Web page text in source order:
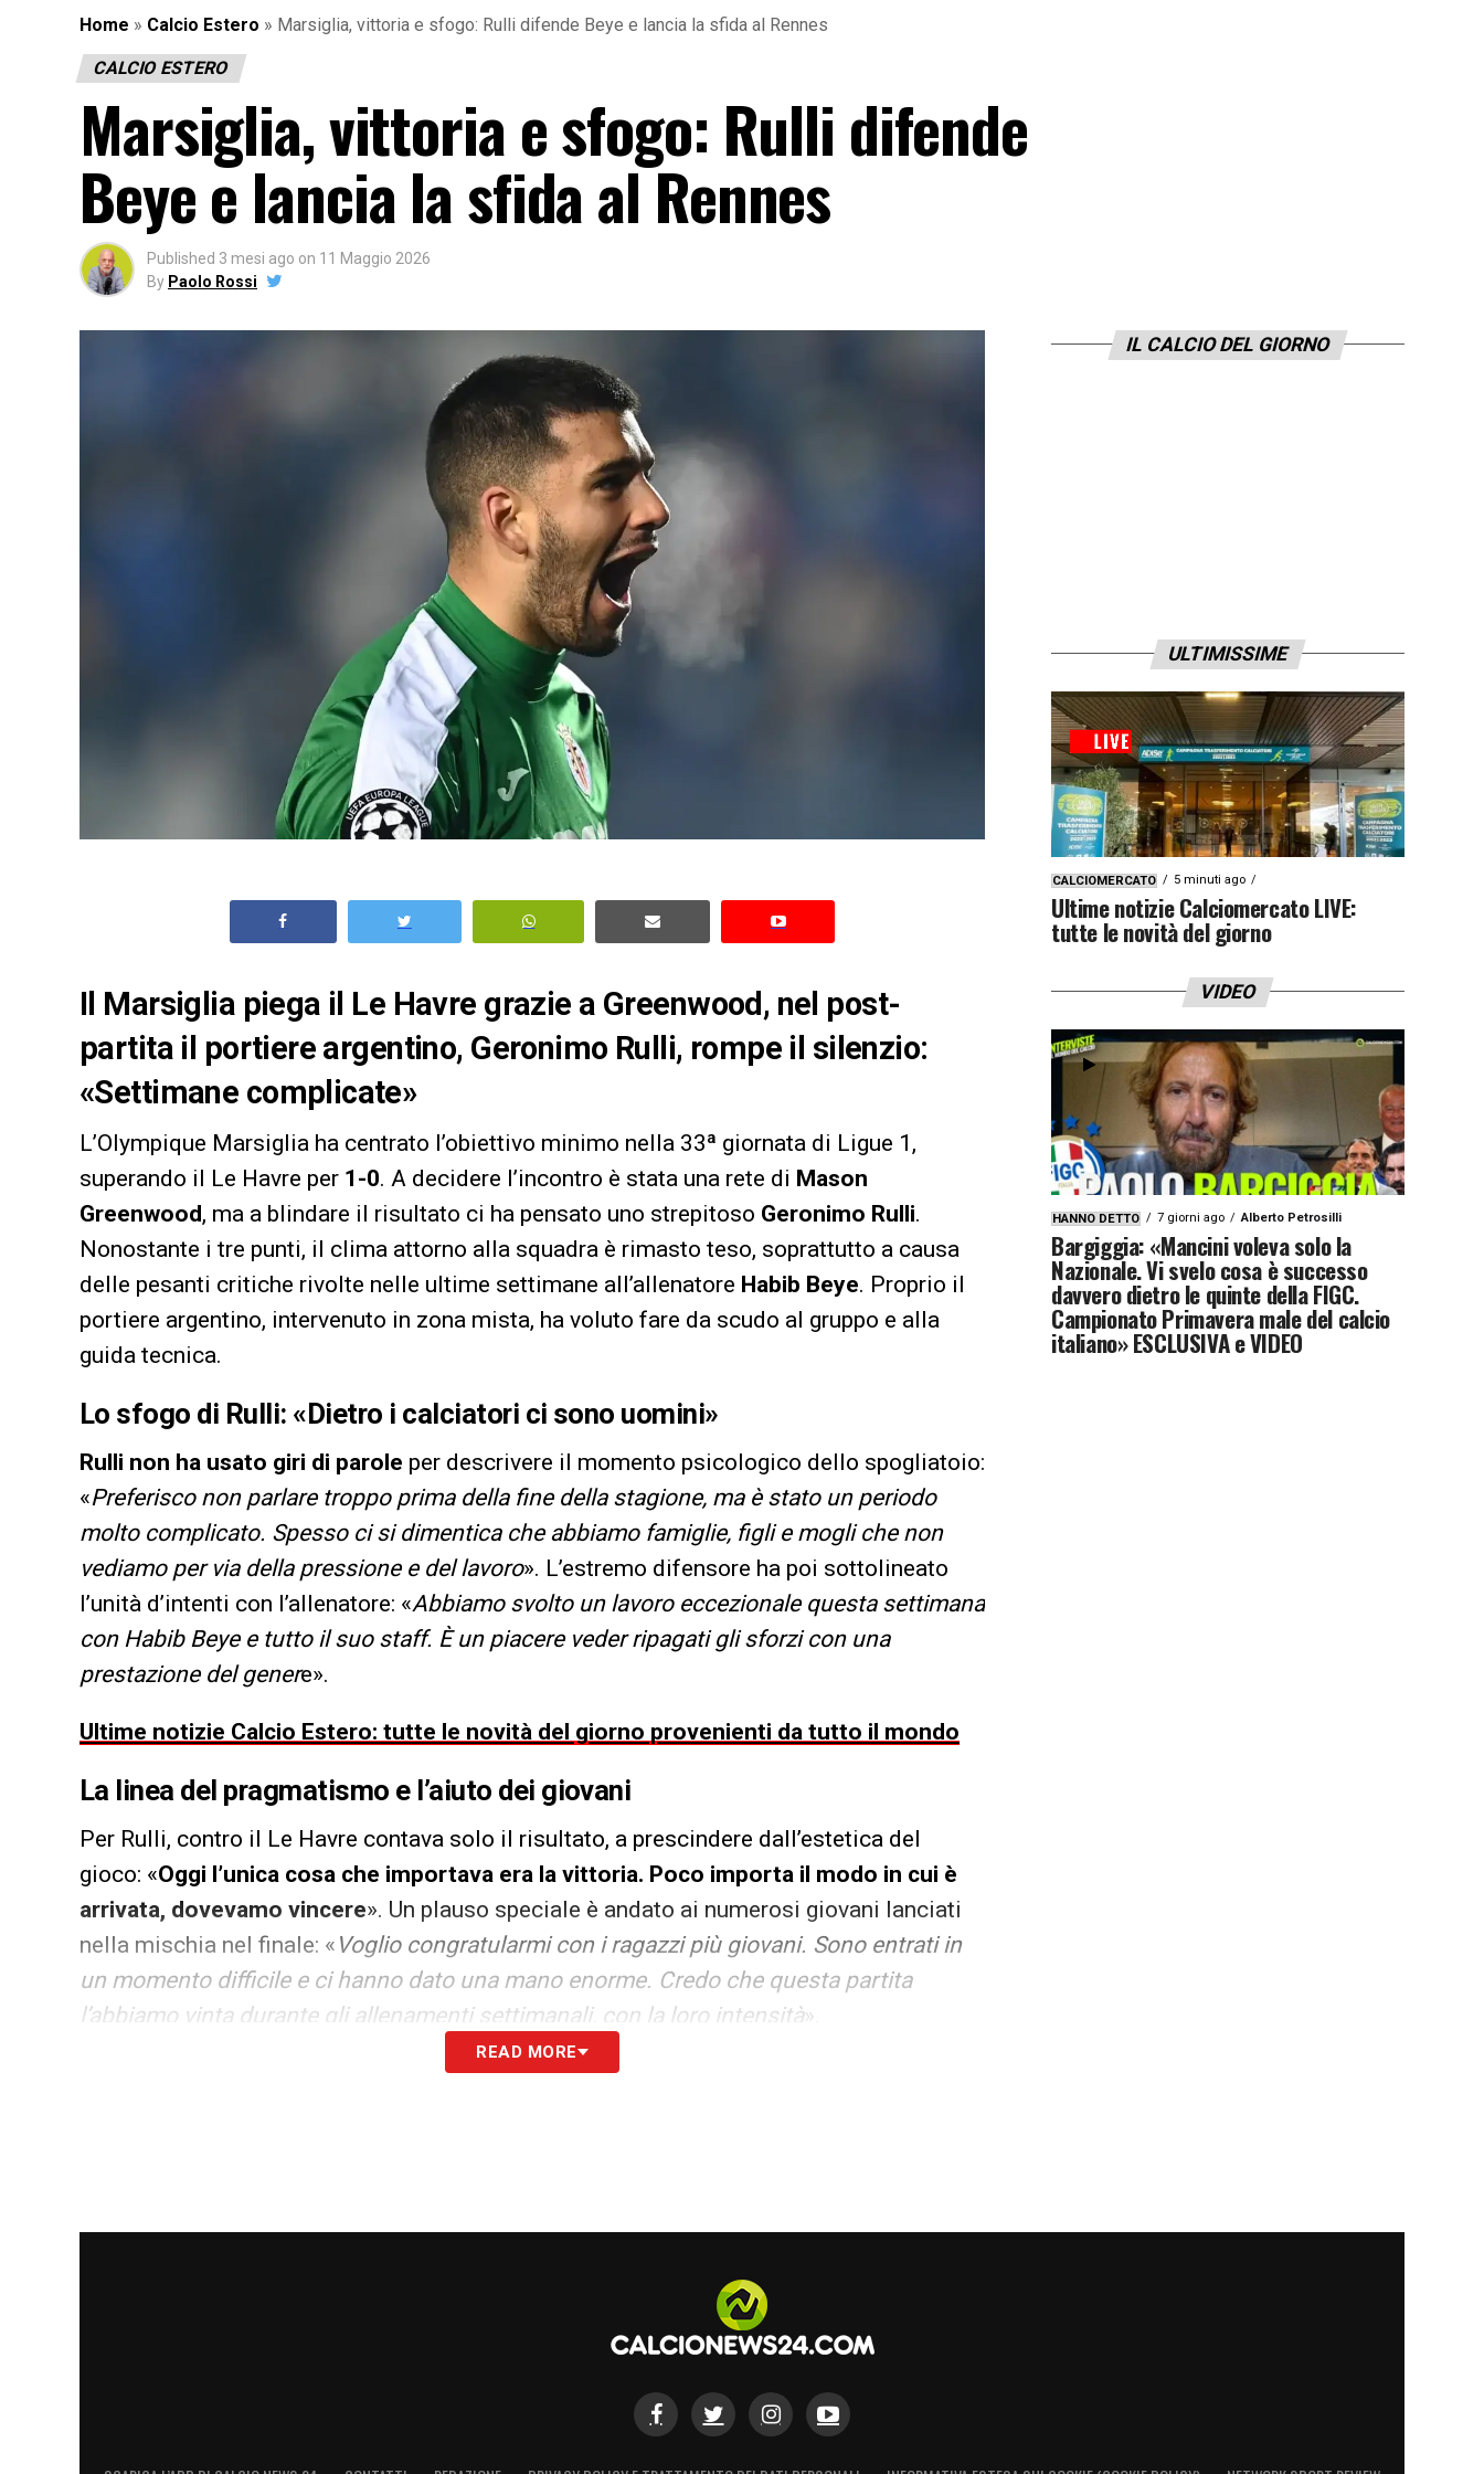
Home » Calcio Estero » Marsiglia, vittoria e sfogo: Rulli difende Beye e lancia la sfida al Rennes
CALCIO ESTERO
Marsiglia, vittoria e sfogo: Rulli difende
Beye e lancia la sfida al Rennes
Published 3 mesi ago on 11 Maggio 2026
By Paolo Rossi
Il Marsiglia piega il Le Havre grazie a Greenwood, nel post-
partita il portiere argentino, Geronimo Rulli, rompe il silenzio:
«Settimane complicate»
L’Olympique Marsiglia ha centrato l’obiettivo minimo nella 33ª giornata di Ligue 1,
superando il Le Havre per 1-0. A decidere l’incontro è stata una rete di Mason
Greenwood, ma a blindare il risultato ci ha pensato uno strepitoso Geronimo Rulli.
Nonostante i tre punti, il clima attorno alla squadra è rimasto teso, soprattutto a causa
delle pesanti critiche rivolte nelle ultime settimane all’allenatore Habib Beye. Proprio il
portiere argentino, intervenuto in zona mista, ha voluto fare da scudo al gruppo e alla
guida tecnica.
Lo sfogo di Rulli: «Dietro i calciatori ci sono uomini»
Rulli non ha usato giri di parole per descrivere il momento psicologico dello spogliatoio:
«Preferisco non parlare troppo prima della fine della stagione, ma è stato un periodo
molto complicato. Spesso ci si dimentica che abbiamo famiglie, figli e mogli che non
vediamo per via della pressione e del lavoro». L’estremo difensore ha poi sottolineato
l’unità d’intenti con l’allenatore: «Abbiamo svolto un lavoro eccezionale questa settimana
con Habib Beye e tutto il suo staff. È un piacere veder ripagati gli sforzi con una
prestazione del genere».
Ultime notizie Calcio Estero: tutte le novità del giorno provenienti da tutto il mondo
La linea del pragmatismo e l’aiuto dei giovani
Per Rulli, contro il Le Havre contava solo il risultato, a prescindere dall’estetica del
gioco: «Oggi l’unica cosa che importava era la vittoria. Poco importa il modo in cui è
arrivata, dovevamo vincere». Un plauso speciale è andato ai numerosi giovani lanciati
nella mischia nel finale: « Voglio congratularmi con i ragazzi più giovani. Sono entrati in
un momento difficile e ci hanno dato una mano enorme. Credo che questa partita
l’abbiamo vinta durante gli allenamenti settimanali, con la loro intensità».
Verso la “finale” contro il Rennes
preparazione. Servirà lottare con la stessa ferocia mostrata oggi per chiudere il
READ MORE
IL CALCIO DEL GIORNO
ULTIMISSIME
CALCIOMERCATO 5 minuti ago
Ultime notizie Calciomercato LIVE:
tutte le novità del giorno
VIDEO
HANNO DETTO 7 giorni ago Alberto Petrosilli
Bargiggia: «Mancini voleva solo la
Nazionale. Vi svelo cosa è successo
davvero dietro le quinte della FIGC.
Campionato Primavera male del calcio
italiano» ESCLUSIVA e VIDEO